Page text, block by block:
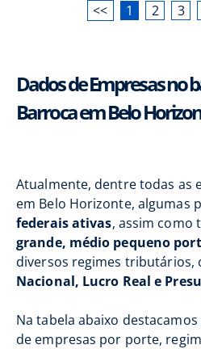
<< 1 2 3
Dados de Empresas no
Barroca em Belo
Atualmente, dentre todas as
em Belo Horizonte, algumas
federais ativas, assim como
grande, médio pequeno
diversos regimes tributários,
Nacional, Lucro Real e
Na tabela abaixo
de empresas por porte,